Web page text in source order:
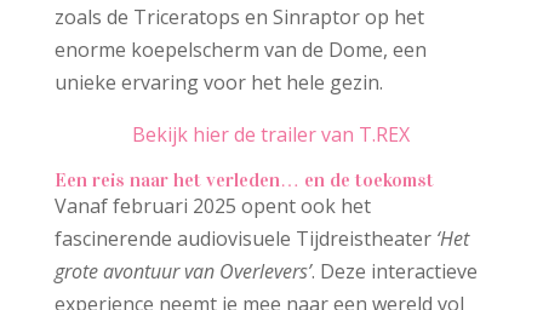
zoals de Triceratops en Sinraptor op het
enorme koepelscherm van de Dome, een
unieke ervaring voor het hele gezin.
Bekijk hier de trailer van T.REX
Een reis naar het verleden… en de toekomst
Vanaf februari 2025 opent ook het
fascinerende audiovisuele Tijdreistheater ‘Het
grote avontuur van Overlevers’. Deze interactieve
experience neemt je mee naar een wereld vol